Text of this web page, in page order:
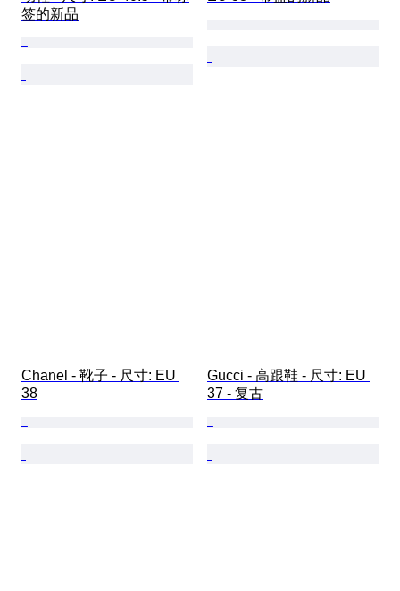
签的新品
Chanel - 靴子 - 尺寸: EU
38
Gucci - 高跟鞋 - 尺寸: EU
37 - 复古